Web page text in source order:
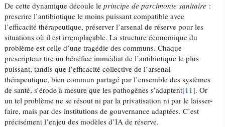
De cette dynamique découle leprincipe de parcimonie sanitaire :
prescrire l’antibiotique le moins puissant compatible avec
l’efficacité thérapeutique, préserver l’arsenal de réserve pour les
situations où il est irremplaçable. La structure économique du
problème est celle d’une tragédie des communs. Chaque
prescripteur tire un bénéfice immédiat de l’antibiotique le plus
puissant, tandis que l’efficacité collective de l’arsenal
thérapeutique, bien commun partagé par l’ensemble des systèmes
de santé, s’érode à mesure que les pathogènes s’adaptent[11]. Or
un tel problème ne se résout ni par la privatisation ni par le laisser-
faire, mais par des institutions de gouvernance adaptées. C’est
précisément l’enjeu des modèles d’IA de réserve.